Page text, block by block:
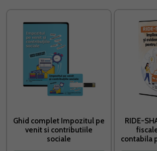
Ghid complet Impozitul pe
venit si contributiile
sociale
RIDE-
contabila